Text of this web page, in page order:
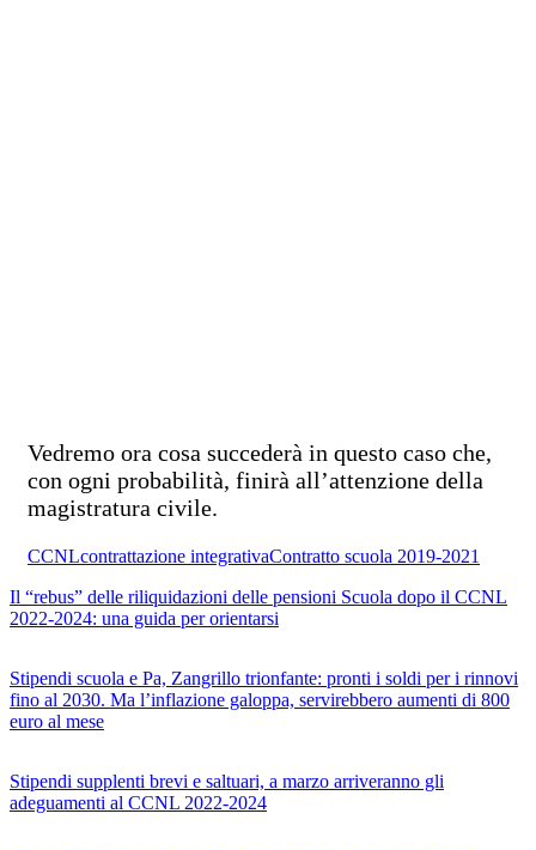
Vedremo ora cosa succederà in questo caso che,
con ogni probabilità, finirà all’attenzione della
magistratura civile.
CCNLcontrattazione integrativaContratto scuola 2019-2021
Il “rebus” delle riliquidazioni delle pensioni Scuola dopo il CCNL
2022-2024: una guida per orientarsi
Stipendi scuola e Pa, Zangrillo trionfante: pronti i soldi per i rinnovi
fino al 2030. Ma l’inflazione galoppa, servirebbero aumenti di 800
euro al mese
Stipendi supplenti brevi e saltuari, a marzo arriveranno gli
adeguamenti al CCNL 2022-2024